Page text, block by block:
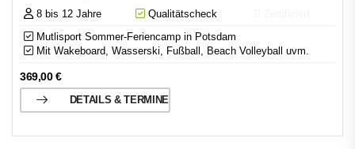
8 bis 12 Jahre Qualitätscheck
Mutlisport Sommer-Feriencamp in Potsdam
Mit Wakeboard, Wasserski, Fußball, Beach Volleyball uvm.
369,00€
DETAILS & TERMINE